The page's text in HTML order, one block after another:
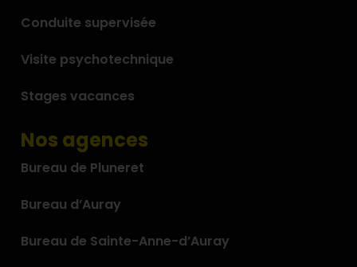
Conduite supervisée
Visite psychotechnique
Stages vacances
Nos agences
Bureau de Pluneret
Bureau d’Auray
Bureau de Sainte-Anne-d’Auray